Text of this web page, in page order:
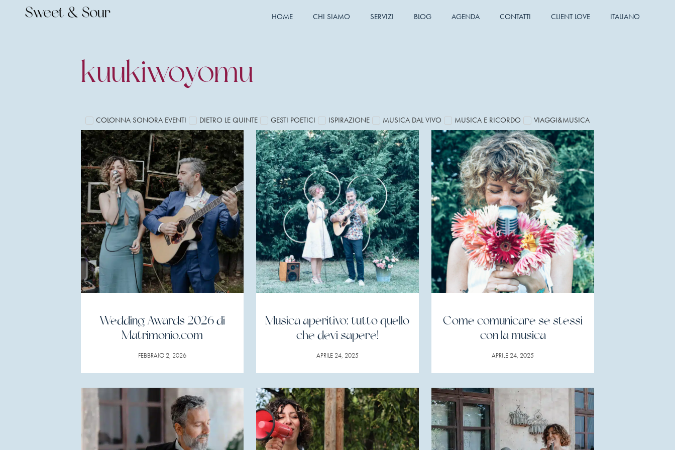
HOME CHI SIAMO SERVIZI BLOG AGENDA CONTATTI CLIENT LOVE ITALIANO
kuukiwoyomu
COLONNA SONORA EVENTI DIETRO LE QUINTE GESTI POETICI ISPIRAZIONE MUSICA DAL VIVO MUSICA E RICORDO VIAGGI&MUSICA
Wedding Awards 2026 di
Matrimonio.com
FEBBRAIO 2, 2026
Musica aperitivo: tutto quello
che devi sapere!
APRILE 24, 2025
Come comunicare se stessi
con la musica
APRILE 24, 2025